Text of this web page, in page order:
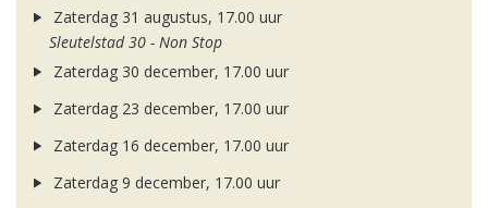
Zaterdag 31 augustus, 17.00 uur
Sleutelstad 30 - Non Stop
Zaterdag 30 december, 17.00 uur
Zaterdag 23 december, 17.00 uur
Zaterdag 16 december, 17.00 uur
Zaterdag 9 december, 17.00 uur